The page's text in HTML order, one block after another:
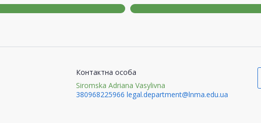
Контактна особа
Siromska Adriana Vasylivna
380968225966 legal.department@lnma.edu.ua